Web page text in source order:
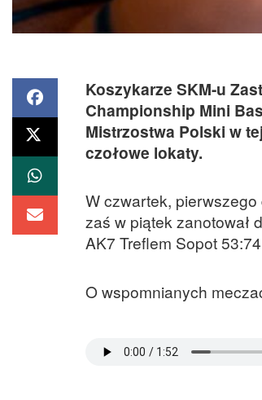
Koszykarze SKM-u
Championship Mini
Mistrzostwa Polski w
czołowe lokaty.
W czwartek,
zaś w piątek zanotował
AK7 Treflem Sopot
O wspomnianych